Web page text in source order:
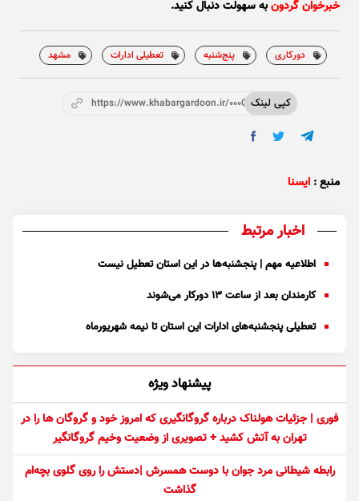
خبرخوان گردونبه سهولت دنبال کنید.
دورکاری پنج‌شنبه‌ تعطیلی ادارات مشهد
کپی لینکhttps://www.khabargardoon.ir/000OhG
منبع : ایسنا
اخبار مرتبط
اطلاعیه مهم | پنجشنبه‌ها در این استان تعطیل نیست
کارمندان بعد از ساعت ۱۳ دورکار می‌شوند
تعطیلی پنجشنبه‌های ادارات این استان تا نیمه شهریورماه
پیشنهاد ویژه
فوری | جزئیات هولناک درباره گروگانگیری که امروز خود و گروگان ها را در
تهران به آتش کشید + تصویری از وضعیت وخیم گروگانگیر
رابطه شیطانی مرد جوان با دوست همسرش |دستش را روی گلوی بچه‌ام
گذاشت